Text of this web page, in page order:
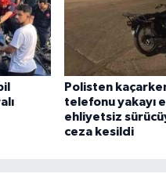
Polisten
telefonu yakayı
ehliyetsiz
ceza kesildi